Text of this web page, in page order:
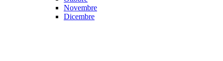
Novembre
Dicembre